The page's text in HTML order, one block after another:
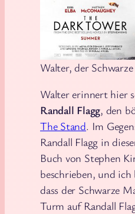
Walter, der
Walter erinnert hier
Randall Flagg, den
The Stand. Im
Randall Flagg in
Buch von Stephen
beschrieben, und
dass der Schwarze
Turm auf Randall